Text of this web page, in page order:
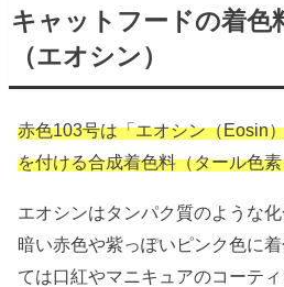
キャットフードの着色
（エオシン）
赤色103号は「エオシン（Eosin
を付ける合成着色料（タール色
エオシンはタンパク質のような
暗い赤色や紫っぽいピンク色に
ては口紅やマニキュアのコーティ